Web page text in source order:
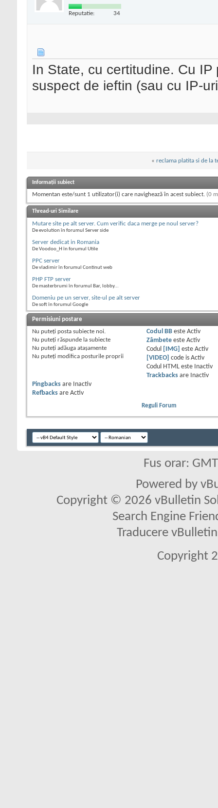
Reputatie: 34
In State, cu certitudine. Cu
suspect de ieftin (sau cu IP-
« reclama platita si de la
Informații subiect
Momentan este/sunt 1 utilizator(i) care navighează în acest subiect. (0
Thread-uri Similare
Mutare site pe alt server. Cum verific daca merge pe noul server?
De evolution în forumul Server side
Server dedicat in Romania
De Voodoo_H în forumul Utile
PPC server
De vladimir în forumul Continut web
PHP FTP server
De masterbrumi în forumul Bar, lobby...
Domeniu pe un server, site-ul pe alt server
De soft în forumul Google
Permisiuni postare
Nu puteţi posta subiecte noi.
Nu puteţi răspunde la subiecte
Nu puteţi adăuga ataşamente
Nu puteţi modifica posturile proprii
Codul BBeste Activ
Zâmbeteeste Activ
Codul
[IMG] este Activ
[VIDEO]
code is Activ
Codul HTML este
Inactiv
Trackbacksare
Inactiv
Pingbacks are
Inactiv
Refbacks are Activ
Reguli Forum
Fus orar:
Powered by
Copyright © 2026 vBulletin
Search Engine
Traducere
Copyright